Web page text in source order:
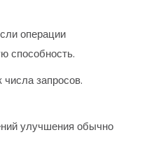
операции
способность.
запросов.
улучшения обычно